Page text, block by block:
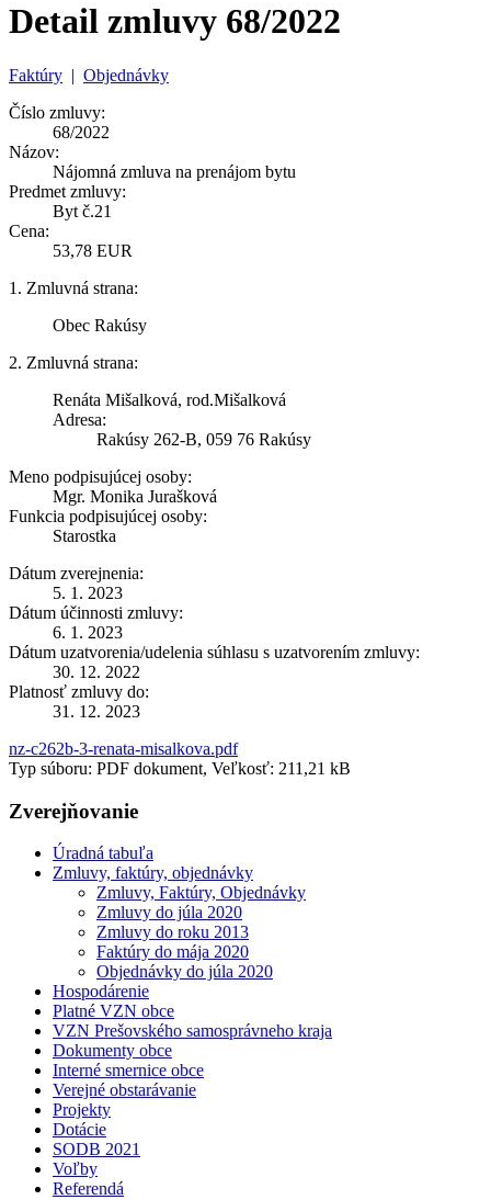
Detail zmluvy 68/2022
Faktúry | Objednávky
Číslo zmluvy:
68/2022
Názov:
Nájomná zmluva na prenájom bytu
Predmet zmluvy:
Byt č.21
Cena:
53,78 EUR
1. Zmluvná strana:
Obec Rakúsy
2. Zmluvná strana:
Renáta Mišalková, rod.Mišalková
Adresa:
Rakúsy 262-B, 059 76 Rakúsy
Meno podpisujúcej osoby:
Mgr. Monika Jurašková
Funkcia podpisujúcej osoby:
Starostka
Dátum zverejnenia:
5. 1. 2023
Dátum účinnosti zmluvy:
6. 1. 2023
Dátum uzatvorenia/udelenia súhlasu s uzatvorením zmluvy:
30. 12. 2022
Platnosť zmluvy do:
31. 12. 2023
nz-c262b-3-renata-misalkova.pdf
Typ súboru: PDF dokument, Veľkosť: 211,21 kB
Zverejňovanie
Úradná tabuľa
Zmluvy, faktúry, objednávky
Zmluvy, Faktúry, Objednávky
Zmluvy do júla 2020
Zmluvy do roku 2013
Faktúry do mája 2020
Objednávky do júla 2020
Hospodárenie
Platné VZN obce
VZN Prešovského samosprávneho kraja
Dokumenty obce
Interné smernice obce
Verejné obstarávanie
Projekty
Dotácie
SODB 2021
Voľby
Referendá